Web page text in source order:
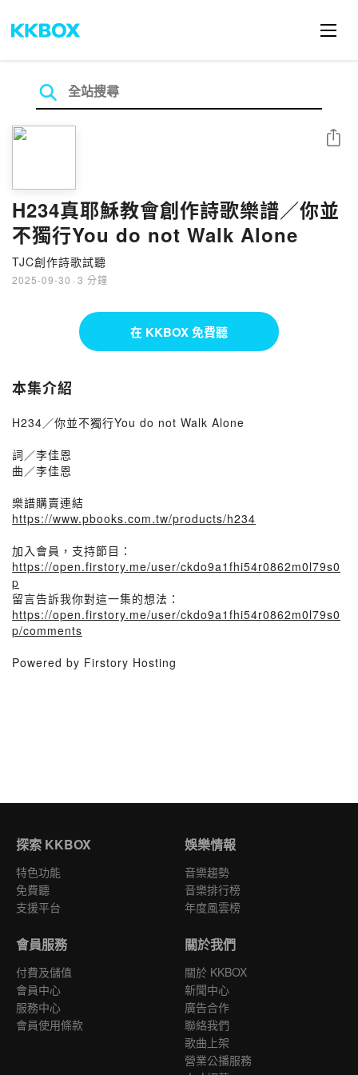
H234真耶穌教會創作詩歌樂譜／你並
不獨行You do not Walk Alone
TJC創作詩歌試聽
2025-09-30 · 3 分鐘
分享
在 KKBOX 免費聽
本集介紹
H234／你並不獨行You do not Walk Alone
詞／李佳恩
曲／李佳恩
樂譜購賣連結
https://www.pbooks.com.tw/products/h234
加入會員，支持節目：
https://open.firstory.me/user/ckdo9a1fhi54r0862m0l79s0
p
留言告訴我你對這一集的想法：
https://open.firstory.me/user/ckdo9a1fhi54r0862m0l79s0
p/comments
Powered by Firstory Hosting
探索 KKBOX
特色功能
免費聽
支援平台
娛樂情報
音樂趨勢
音樂排行榜
年度風雲榜
會員服務
付費及儲值
會員中心
服務中心
會員使用條款
關於我們
關於 KKBOX
新聞中心
廣告合作
聯絡我們
歌曲上架
營業公播服務